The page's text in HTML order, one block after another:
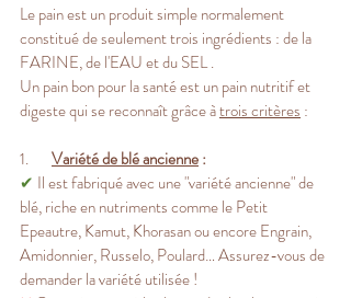
Le pain est un produit simple normalement
constitué de seulement trois ingrédients : de la
FARINE, de l'EAU et du SEL .
Un pain bon pour la santé est un pain nutritif et
digeste qui se reconnaît grâce à trois critères :
1. Variété de blé ancienne :
✔ Il est fabriqué avec une "variété ancienne" de
blé, riche en nutriments comme le Petit
Epeautre, Kamut, Khorasan ou encore Engrain,
Amidonnier, Russelo, Poulard… Assurez-vous de
demander la variété utilisée !